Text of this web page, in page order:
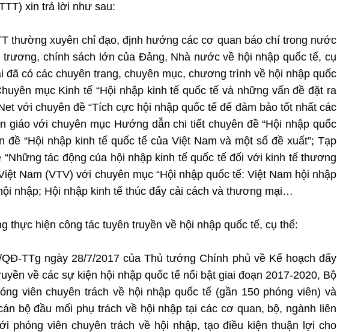
xin trả lời như sau:
thường xuyên chỉ đạo, định hướng các cơ quan báo chí trong nước
chính sách lớn của Đảng, Nhà nước về hội nhập quốc tế, cụ
đã có các chuyên trang, chuyên mục, chương trình về hội nhập quốc
mục Kinh tế “Hội nhập kinh tế quốc tế và những vấn đề đặt ra
với chuyên đề “Tích cực hội nhập quốc tế để đảm bảo tốt nhất các
giáo với chuyên mục Hướng dẫn chi tiết chuyên đề “Hội nhập quốc
đề “Hội nhập kinh tế quốc tế của Việt Nam và một số đề xuất”; Tạp
tác động của hội nhập kinh tế quốc tế đối với kinh tế thương
Nam (VTV) với chuyên mục “Hội nhập quốc tế: Việt Nam hội nhập
nhập; Hội nhập kinh tế thúc đẩy cải cách và thương mại…
thực hiện công tác tuyên truyền về hội nhập quốc tế, cụ thể:
TTg ngày 28/7/2017 của Thủ tướng Chính phủ về Kế hoạch đẩy
về các sự kiện hội nhập quốc tế nổi bật giai đoạn 2017-2020, Bộ
viên chuyên trách về hội nhập quốc tế (gần 150 phóng viên) và
bộ đầu mối phụ trách về hội nhập tại các cơ quan, bộ, ngành liên
phóng viên chuyên trách về hội nhập, tạo điều kiện thuận lợi cho